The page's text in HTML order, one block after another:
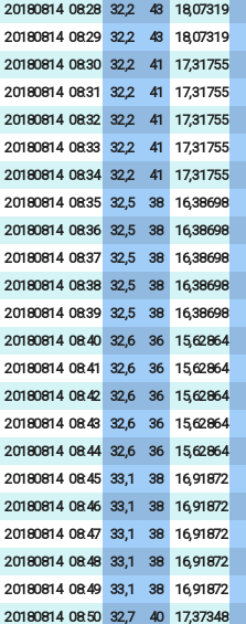
20180814 08:28 32,2 43 18,07319
20180814 08:29 32,2 43 18,07319
20180814 08:30 32,2 41 17,31755
20180814 08:31 32,2 41 17,31755
20180814 08:32 32,2 41 17,31755
20180814 08:33 32,2 41 17,31755
20180814 08:34 32,2 41 17,31755
20180814 08:35 32,5 38 16,38698
20180814 08:36 32,5 38 16,38698
20180814 08:37 32,5 38 16,38698
20180814 08:38 32,5 38 16,38698
20180814 08:39 32,5 38 16,38698
20180814 08:40 32,6 36 15,62864
20180814 08:41 32,6 36 15,62864
20180814 08:42 32,6 36 15,62864
20180814 08:43 32,6 36 15,62864
20180814 08:44 32,6 36 15,62864
20180814 08:45 33,1 38 16,91872
20180814 08:46 33,1 38 16,91872
20180814 08:47 33,1 38 16,91872
20180814 08:48 33,1 38 16,91872
20180814 08:49 33,1 38 16,91872
20180814 08:50 32,7 40 17,37348